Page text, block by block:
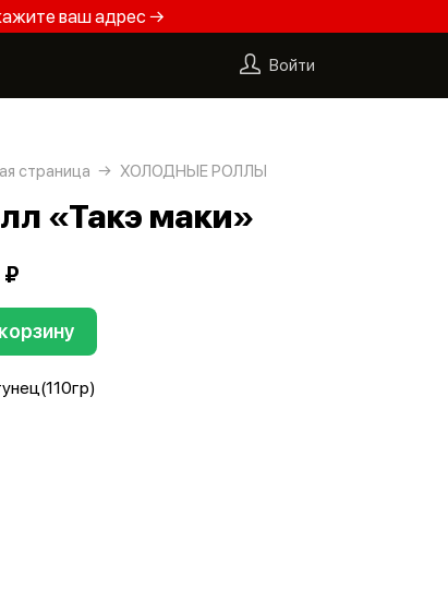
ваш адрес →
Войти
страница ХОЛОДНЫЕ РОЛЛЫ
«Такэ маки»
₽